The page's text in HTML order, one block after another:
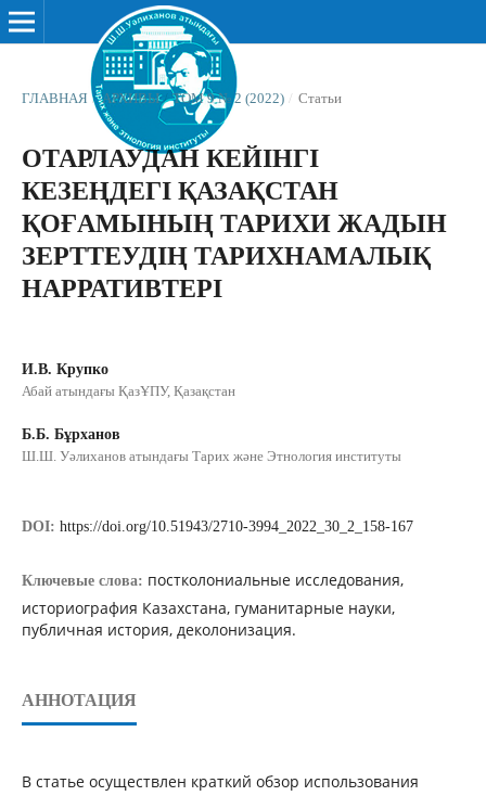
ГЛАВНАЯ / АРХИВЫ / ТОМ 9 № 2 (2022) / Статьи
ОТАРЛАУДАН КЕЙІНГІ
КЕЗЕҢДЕГІ ҚАЗАҚСТАН
ҚОҒАМЫНЫҢ ТАРИХИ ЖАДЫН
ЗЕРТТЕУДІҢ ТАРИХНАМАЛЫҚ
НАРРАТИВТЕРІ
И.В. Крупко
Абай атындағы ҚазҰПУ, Қазақстан
Б.Б. Бұрханов
Ш.Ш. Уәлиханов атындағы Тарих және Этнология институты
DOI: https://doi.org/10.51943/2710-3994_2022_30_2_158-167
Ключевые слова: постколониальные исследования,
историография Казахстана, гуманитарные науки,
публичная история, деколонизация.
АННОТАЦИЯ
В статье осуществлен краткий обзор использования